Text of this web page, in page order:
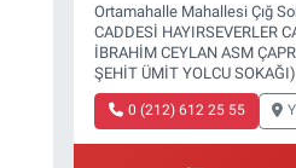
Ortamahalle Mahallesi Çığ
CADDESİ HAYIRSEVERLER
İBRAHİM CEYLAN ASM
ŞEHİT ÜMİT YOLCU SOKAĞI)
0 (212) 612 25 55